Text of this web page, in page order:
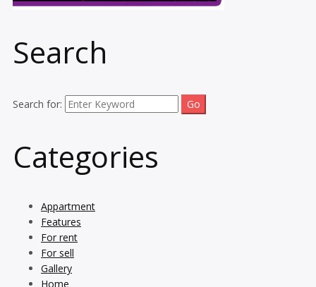
Search
Search for:
Categories
Appartment
Features
For rent
For sell
Gallery
Home